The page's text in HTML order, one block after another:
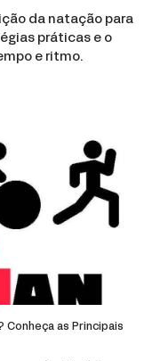
da natação para
práticas e o
e ritmo.
Conheça as Principais